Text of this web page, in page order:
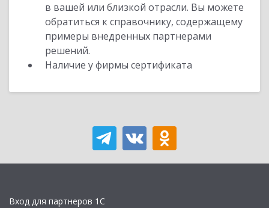
в вашей или близкой отрасли. Вы можете
обратиться к справочнику, содержащему
примеры внедренных партнерами
решений.
Наличие у фирмы сертификата
Вход для партнеров 1С